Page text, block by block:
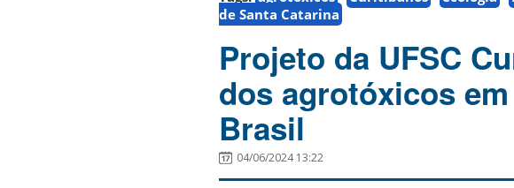
de Santa Catarina
Projeto da UFSC
dos agrotóxicos
Brasil
04/06/2024 13:22